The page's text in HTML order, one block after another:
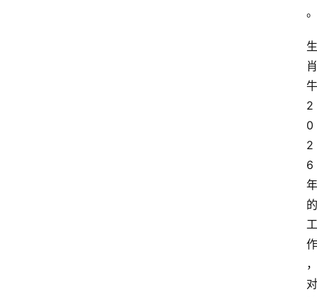
。
生
肖
牛
2
0
2
6
年
的
工
作
，
对